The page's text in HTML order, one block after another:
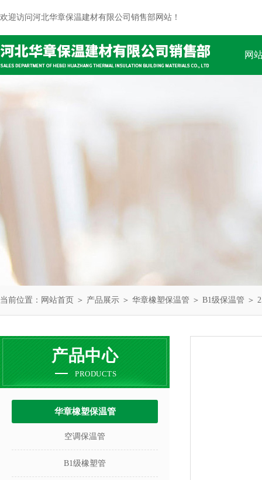
欢迎访问河北华章保温建材有限公司销售部网站！
网
当前位置： 网站首页 ＞ 产品展示 ＞ 华章橡塑保温管 ＞ B1级保温管 ＞
产品中心
PRODUCTS
华章橡塑保温管
空调保温管
B1级橡塑管